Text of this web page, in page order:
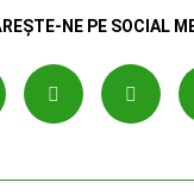
NE PE SOCIAL